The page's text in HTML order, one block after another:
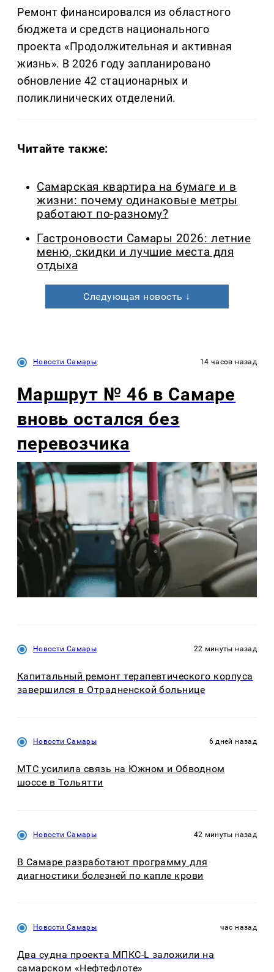
Ремонт финансировался из областного
бюджета и средств национального
проекта «Продолжительная и активная
жизнь». В 2026 году запланировано
обновление 42 стационарных и
поликлинических отделений.
Читайте также:
Самарская квартира на бумаге и в
жизни: почему одинаковые метры
работают по-разному?
Гастроновости Самары 2026: летние
меню, скидки и лучшие места для
отдыха
Следующая новость ↓
Новости Самары 14 часов назад
Маршрут № 46 в Самаре
вновь остался без
перевозчика
Новости Самары 22 минуты назад
Капитальный ремонт терапевтического корпуса
завершился в Отрадненской больнице
Новости Самары 6 дней назад
МТС усилила связь на Южном и Обводном
шоссе в Тольятти
Новости Самары 42 минуты назад
В Самаре разработают программу для
диагностики болезней по капле крови
Новости Самары час назад
Два судна проекта МПКС-L заложили на
самарском «Нефтефлоте»